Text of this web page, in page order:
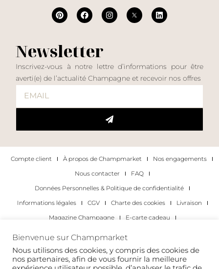
Newsletter
Inscrivez-vous à notre lettre d’informations pour être
averti(e) de l’actualité Champagne et recevoir nos offres
Compte client À propos de Champmarket
Nos engagements
Nous contacter
FAQ
Données Personnelles & Politique de confidentialité
Informations légales
CGV Charte des cookies
Livraison
Magazine Champagne
E-carte cadeau
Les occasions pour déguster du champagne
Pour les particuliers
Pour les entreprises
Bienvenue sur Champmarket
Nous utilisons des cookies, y compris des cookies de
nos partenaires, afin de vous fournir la meilleure